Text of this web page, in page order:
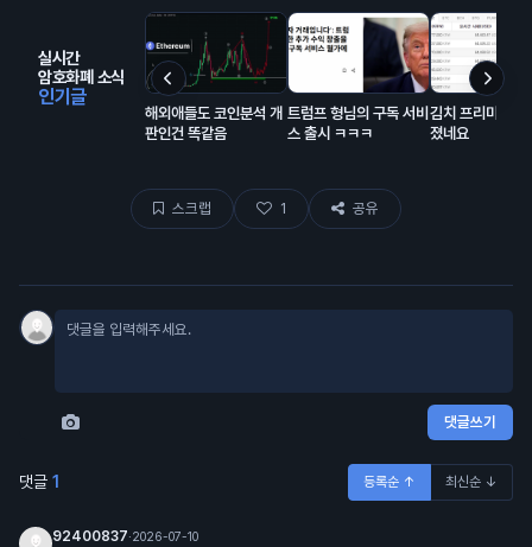
실시간
암호화폐 소식
인기글
해외애들도 코인분석 개
판인건 똑같음
트럼프 형님의 구독 서비
스 출시 ㅋㅋㅋ
김치 프리미엄
졌네요
스크랩 1 공유
댓글쓰기
댓글 1 등록순 ↑ 최신순 ↓
92400837·2026-07-10